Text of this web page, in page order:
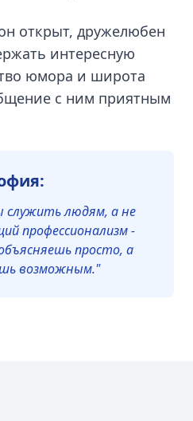
открыт, дружелюбен
интересную
юмора и широта
с ним приятным
служить людям, а не
профессионализм -
просто, а
возможным."